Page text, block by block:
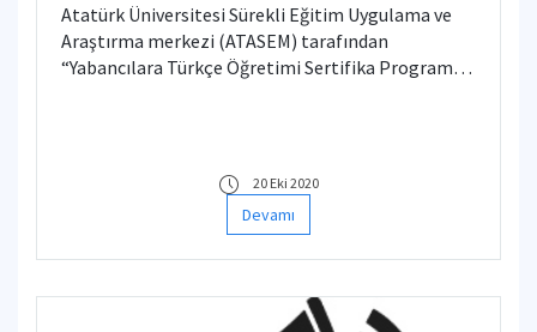
Atatürk Üniversitesi Sürekli Eğitim Uygulama ve
Araştırma merkezi (ATASEM) tarafından
“Yabancılara Türkçe Öğretimi Sertifika Programı”
uzaktan eğitim şeklinde yürütülecektir.
20 Eki 2020
Devamı